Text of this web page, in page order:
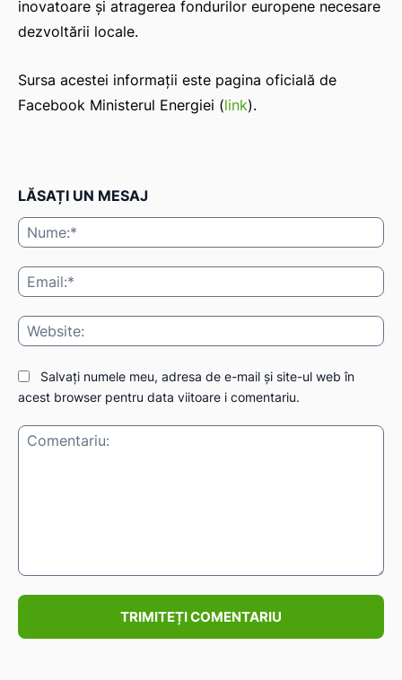
inovatoare şi atragerea fondurilor europene necesare
dezvoltării locale.
Sursa acestei informații este pagina oficială de
Facebook Ministerul Energiei (link).
LĂSAȚI UN MESAJ
Salvați numele meu, adresa de e-mail și site-ul web în
acest browser pentru data viitoare i comentariu.